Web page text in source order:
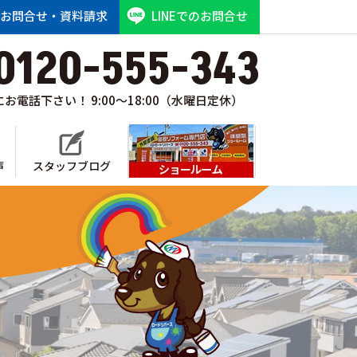
お問合せ・資料請求 LINEでのお問合せ
555-343
電話下さい！ 9:00～18:00（水曜日定休）
スタッフブログ
ショールーム